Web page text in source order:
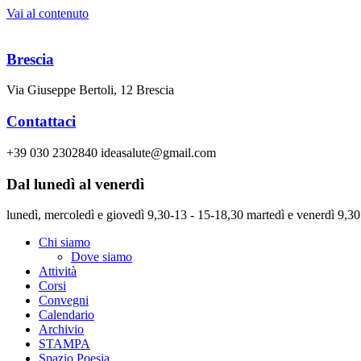
Vai al contenuto
Brescia
Via Giuseppe Bertoli, 12 Brescia
Contattaci
+39 030 2302840 ideasalute@gmail.com
Dal lunedì al venerdì
lunedì, mercoledì e giovedì 9,30-13 - 15-18,30 martedì e venerdì
Chi siamo
Dove siamo
Attività
Corsi
Convegni
Calendario
Archivio
STAMPA